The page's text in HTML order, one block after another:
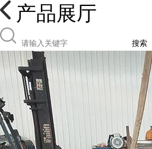
产品展厅
搜索